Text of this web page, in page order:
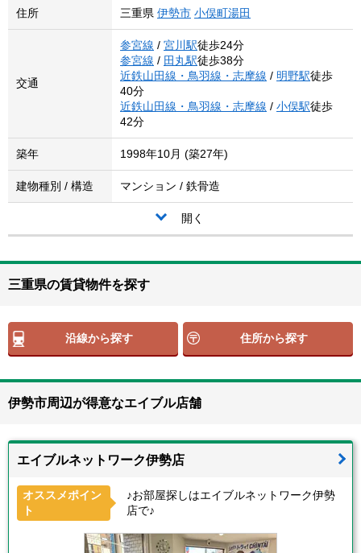
住所 三重県 伊勢市 小俣町湯田
交通
参宮線 / 宮川駅徒歩24分
参宮線 / 田丸駅徒歩38分
近鉄山田線・鳥羽線・志摩線 / 明野駅徒歩
40分
近鉄山田線・鳥羽線・志摩線 / 小俣駅徒歩
42分
築年 1998年10月 (築27年)
建物種別 / 構造 マンション / 鉄骨造
開く
三重県の賃貸物件を探す
沿線から探す 住所から探す
伊勢市周辺が得意なエイブル店舗
エイブルネットワーク伊勢店
オススメポイン
ト
♪お部屋探しはエイブルネットワーク伊勢
店で♪